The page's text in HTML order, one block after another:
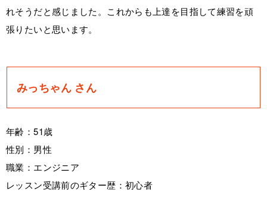
れそうだと感じました。これからも上達を目指して練習を頑
張りたいと思います。
みっちゃん さん
年齢：51歳
性別：男性
職業：エンジニア
レッスン受講前のギター歴：初心者